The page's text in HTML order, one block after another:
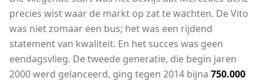
precies wist waar de markt op zat te wachten. De Vito
was niet zomaar een bus; het was een rijdend
statement van kwaliteit. En het succes was geen
eendagsvlieg. De tweede generatie, die begin jaren
2000 werd gelanceerd, ging tegen 2014 bijna 750.000